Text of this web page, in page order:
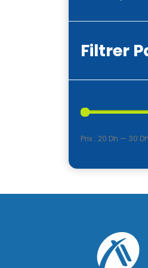
Filtrer
Prix : 20 Dh — 30 Dh